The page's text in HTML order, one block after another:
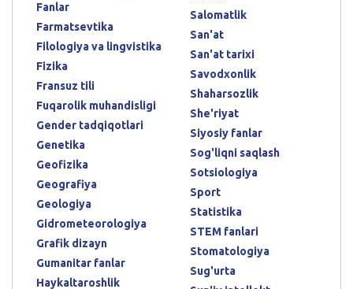
Fanlar
Farmatsevtika
Filologiya va lingvistika
Fizika
Fransuz tili
Fuqarolik muhandisligi
Gender tadqiqotlari
Genetika
Geofizika
Geografiya
Geologiya
Gidrometeorologiya
Grafik dizayn
Gumanitar fanlar
Haykaltaroshlik
Salomatlik
San'at
San'at tarixi
Savodxonlik
Shaharsozlik
She'riyat
Siyosiy fanlar
Sog'liqni saqlash
Sotsiologiya
Sport
Statistika
STEM fanlari
Stomatologiya
Sug'urta